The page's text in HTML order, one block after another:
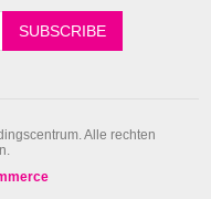
Alle rechten